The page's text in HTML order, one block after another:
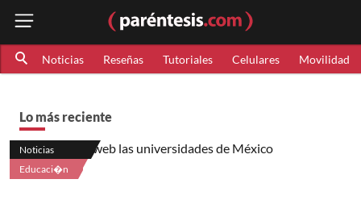
Noticias Reseñas Tutoriales Celulares Movilidad
Lo más reciente
Noticias
Educaci�n